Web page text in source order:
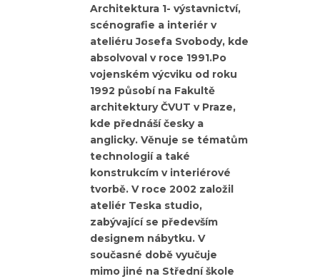
Architektura 1- výstavnictví,
scénografie a interiér v
ateliéru Josefa Svobody, kde
absolvoval v roce 1991.Po
vojenském výcviku od roku
1992 působí na Fakultě
architektury ČVUT v Praze,
kde přednáší česky a
anglicky. Věnuje se tématům
technologií a také
konstrukcím v interiérové
tvorbě. V roce 2002 založil
ateliér Teska studio,
zabývající se především
designem nábytku. V
současné době vyučuje
mimo jiné na Střední škole